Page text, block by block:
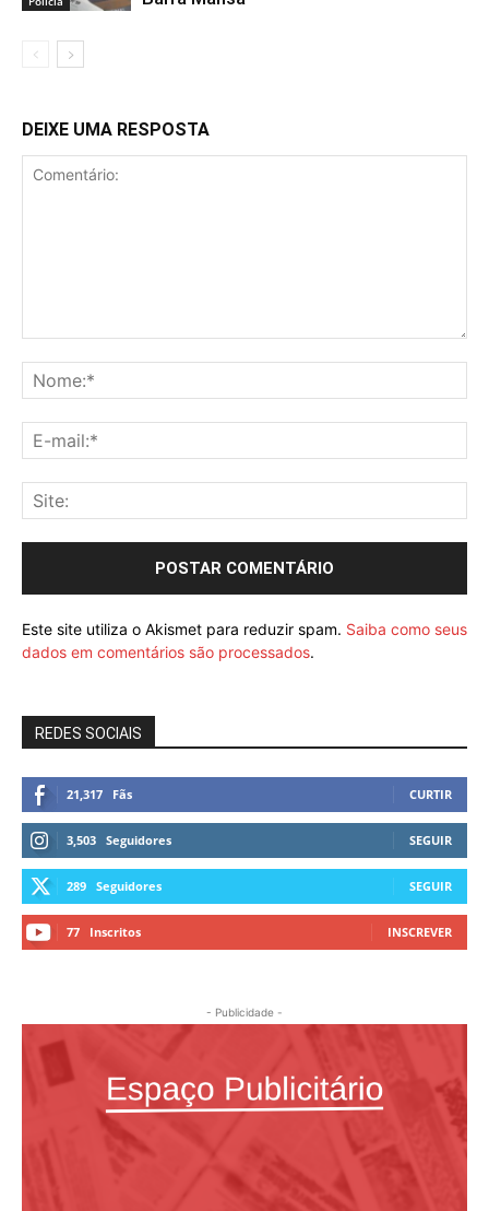
DEIXE UMA RESPOSTA
Este site utiliza o Akismet para reduzir spam. Saiba como seus
dados em comentários são processados.
REDES SOCIAIS
21,317 Fãs CURTIR
3,503 Seguidores SEGUIR
289 Seguidores SEGUIR
77 Inscritos INSCREVER
- Publicidade -